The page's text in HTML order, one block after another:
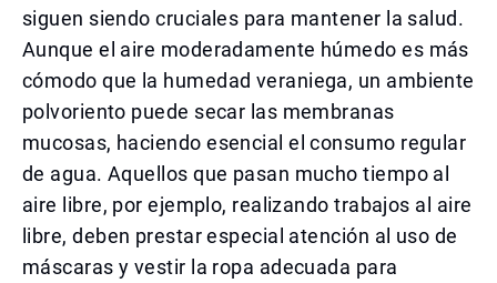
siguen siendo cruciales para mantener la salud.
Aunque el aire moderadamente húmedo es más
cómodo que la humedad veraniega, un ambiente
polvoriento puede secar las membranas
mucosas, haciendo esencial el consumo regular
de agua. Aquellos que pasan mucho tiempo al
aire libre, por ejemplo, realizando trabajos al aire
libre, deben prestar especial atención al uso de
máscaras y vestir la ropa adecuada para